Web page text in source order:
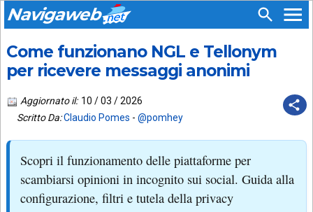
Navigaweb
HOME
SIAMO
SUPPORTO
CONTATTA
PIÙ
SEGUICI
SU:
APP
ANDROID
EMAIL
TELEGRAM
TIKTOK
Come funzionano NGL e Tellonym
per ricevere messaggi anonimi
Aggiornato il: 10 / 03 / 2026
Scritto Da:Claudio Pomes - @pomhey
Scopri il funzionamento delle piattaforme per
scambiarsi opinioni in incognito sui social. Guida alla
configurazione, filtri e tutela della privacy